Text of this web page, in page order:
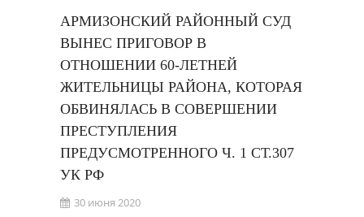
АРМИЗОНСКИЙ РАЙОННЫЙ СУД
ВЫНЕС ПРИГОВОР В
ОТНОШЕНИИ 60-ЛЕТНЕЙ
ЖИТЕЛЬНИЦЫ РАЙОНА, КОТОРАЯ
ОБВИНЯЛАСЬ В СОВЕРШЕНИИ
ПРЕСТУПЛЕНИЯ
ПРЕДУСМОТРЕННОГО Ч. 1 СТ.307
УК РФ
30 июня 2020